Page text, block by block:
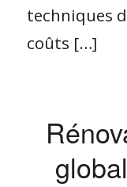
techniques
coûts […]